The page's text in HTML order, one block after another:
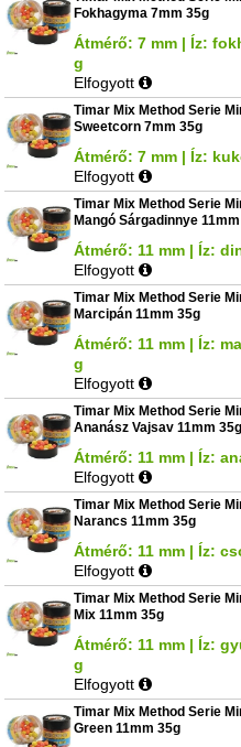
Fokhagyma 7mm 35g
Átmérő: 7 mm | Íz:
g
Elfogyott
Timar Mix Method Serie
Sweetcorn 7mm 35g
Átmérő: 7 mm | Íz:
Elfogyott
Timar Mix Method Serie
Mangó Sárgadinnye
Átmérő: 11 mm | Íz:
Elfogyott
Timar Mix Method Serie
Marcipán 11mm 35g
Átmérő: 11 mm | Íz:
g
Elfogyott
Timar Mix Method Serie
Ananász Vajsav 11mm 35g
Átmérő: 11 mm | Íz:
Elfogyott
Timar Mix Method Serie
Narancs 11mm 35g
Átmérő: 11 mm | Íz:
Elfogyott
Timar Mix Method Serie
Mix 11mm 35g
Átmérő: 11 mm | Íz:
g
Elfogyott
Timar Mix Method Serie
Green 11mm 35g